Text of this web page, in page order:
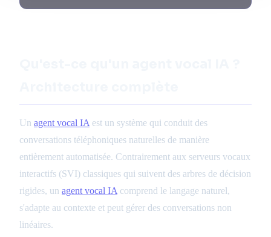
Un agent vocal IA est un système qui conduit des
conversations téléphoniques naturelles de manière
entièrement automatisée. Contrairement aux serveurs vocaux
interactifs (SVI) classiques qui suivent des arbres de décision
rigides, un agent vocal IA comprend le langage naturel,
s'adapte au contexte et peut gérer des conversations non
linéaires.